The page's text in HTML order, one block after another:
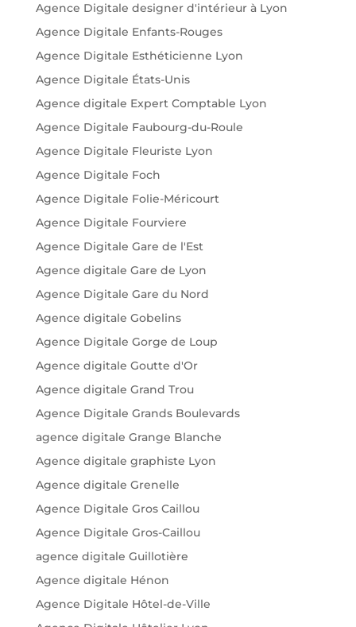
Agence Digitale designer d'intérieur à Lyon
Agence Digitale Enfants-Rouges
Agence Digitale Esthéticienne Lyon
Agence Digitale États-Unis
Agence digitale Expert Comptable Lyon
Agence Digitale Faubourg-du-Roule
Agence Digitale Fleuriste Lyon
Agence Digitale Foch
Agence Digitale Folie-Méricourt
Agence Digitale Fourviere
Agence Digitale Gare de l'Est
Agence digitale Gare de Lyon
Agence Digitale Gare du Nord
Agence digitale Gobelins
Agence Digitale Gorge de Loup
Agence digitale Goutte d'Or
Agence digitale Grand Trou
Agence Digitale Grands Boulevards
agence digitale Grange Blanche
Agence digitale graphiste Lyon
Agence digitale Grenelle
Agence Digitale Gros Caillou
Agence Digitale Gros-Caillou
agence digitale Guillotière
Agence digitale Hénon
Agence Digitale Hôtel-de-Ville